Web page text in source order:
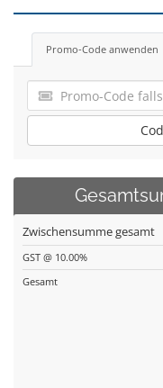
Promo-Code anwenden
Zwischensumme gesamt
GST @ 10.00%
Gesamt